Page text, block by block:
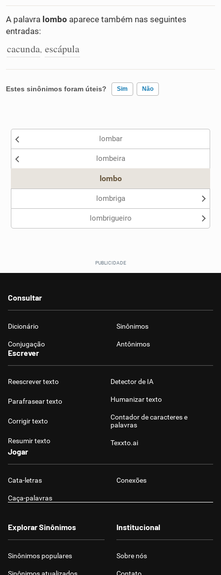
Conexões
Caça-palavras
Dicionário
A palavra lombo aparece também nas seguintes
entradas:
cacunda, escápula
Estes sinônimos foram úteis? Sim Não
Nenhum dos sinônimos apresentados me ajudou
lombar
lombeira
lombo
lombriga
lombrigueiro
Consultar
Dicionário Sinônimos
Conjugação Antônimos
Escrever
Reescrever texto
Parafrasear texto
Corrigir texto
Resumir texto
Detector de IA
Humanizar texto
Contador de caracteres e
palavras
Texxto.ai
Jogar
Cata-letras Conexões
Caça-palavras
Explorar Sinônimos
Sinônimos populares
Institucional
Sobre nós